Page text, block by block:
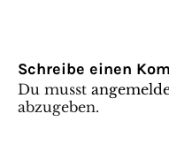
Schreibe einen
Du musst
abzugeben.